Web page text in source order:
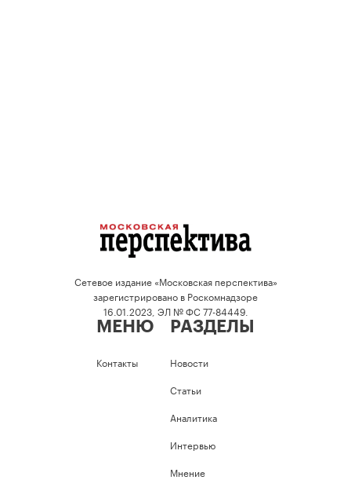
Сетевое издание «Московская перспектива»
зарегистрировано в Роскомнадзоре
16.01.2023, ЭЛ № ФС 77-84449.
МЕНЮ
Контакты
РАЗДЕЛЫ
Новости
Статьи
Аналитика
Интервью
Мнение